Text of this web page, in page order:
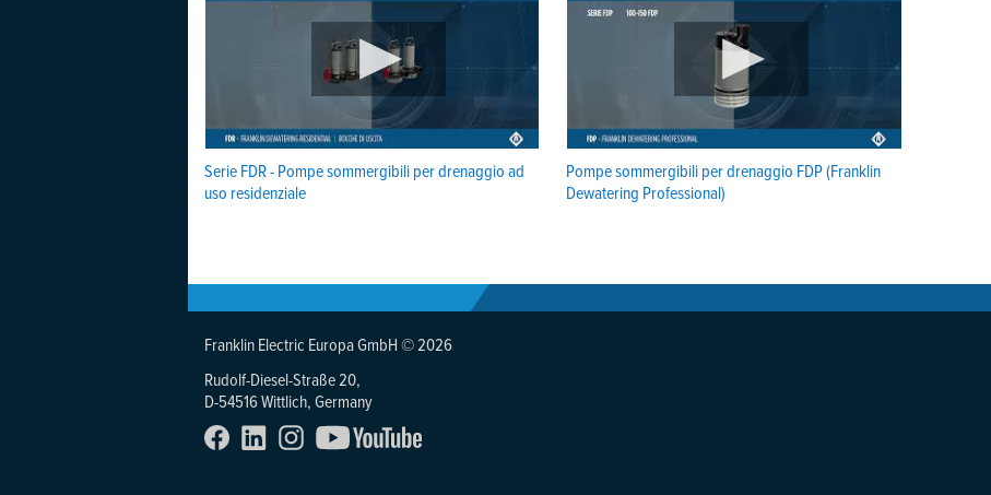
Serie FDR - Pompe sommergibili per drenaggio ad
uso residenziale
Pompe sommergibili per drenaggio FDP (Franklin
Dewatering Professional)
Franklin Electric Europa GmbH © 2026
Rudolf-Diesel-Straße 20,
D-54516 Wittlich, Germany